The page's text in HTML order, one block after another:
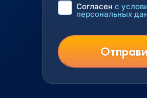
Согласен с
персональных